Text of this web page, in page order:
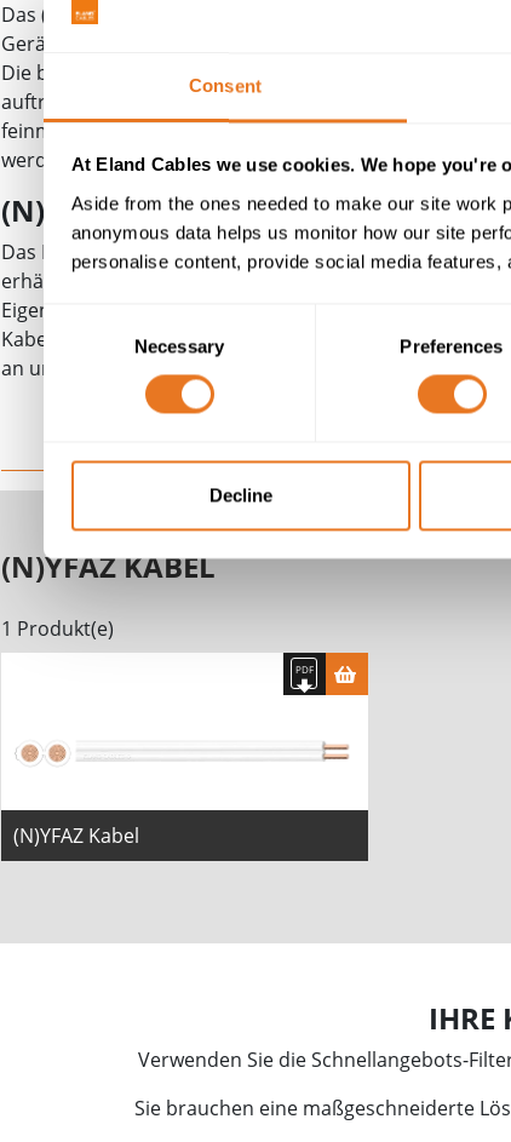
Consent
At Eland Cables we use cookies. We hope you're
Aside from the ones needed to make our site work
anonymous data helps us monitor how our site
personalise content, provide social media features,
Selection
Necessary Preferences
Decline
Das (N)YFAZ-Kabel ist weiß, sodass die PVC-Isolierung
Geräteverkabelungen kaum auffällt. Auf einer der
Die beiden Drähte lassen sich leicht trennen oder je
auftrennen. Es ist zu beachten, dass das YFAZ-Kabel als
feinmehrdrahtige, flexible Leitung keiner mechanischen
werden sollte.
(N)YFAZ Nennspannung
Das Kabel ist für 300/300 V ausgelegt und in den
erhältlich. Das beigefügte technische Datenblatt enthält
Eigenschaften, Abmessungen und Gewichte zur
Kabelauswahl. Wenn Sie zusätzliche Informationen
an unser Team.
(N)YFAZ KABEL
1 Produkt(e)
(N)YFAZ Kabel
IHRE
Verwenden Sie die Schnellangebots-
Sie brauchen eine maßgeschneiderte